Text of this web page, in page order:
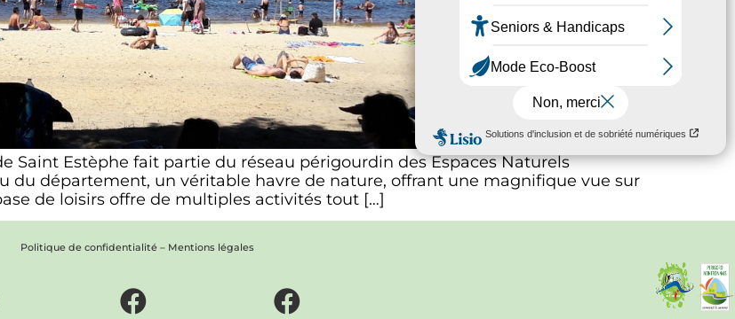
Saint Estèphe fait partie du réseau périgourdin des Espaces Naturels
du département, un véritable havre de nature, offrant une magnifique vue sur
de loisirs offre de multiples activités tout […]
Politique de confidentialité – Mentions légales